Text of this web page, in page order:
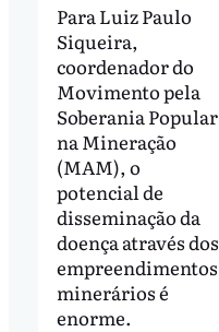
Para Luiz Paulo
Siqueira,
coordenador do
Movimento pela
Soberania Popular
na Mineração
(MAM), o
potencial de
disseminação da
doença através dos
empreendimentos
minerários é
enorme.